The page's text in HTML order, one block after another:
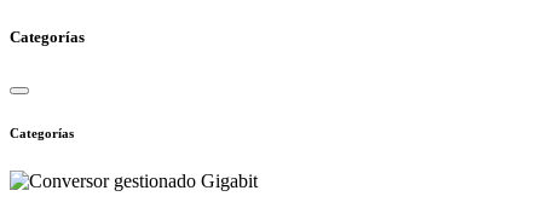
Categorías
Categorías